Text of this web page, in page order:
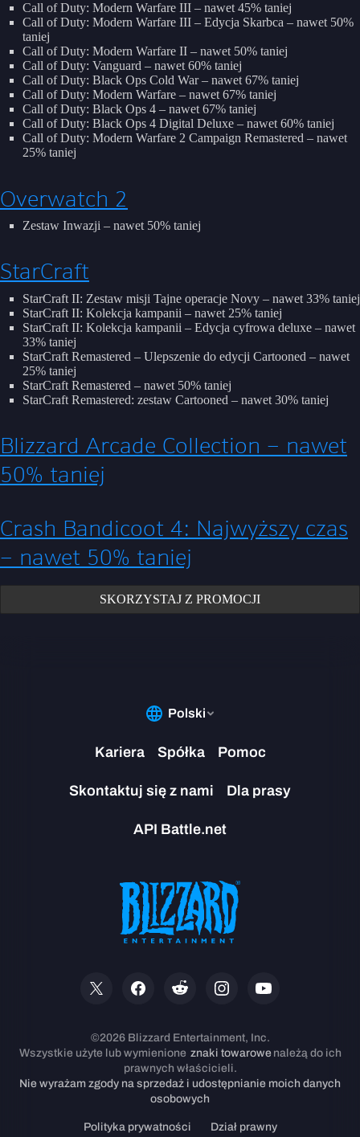
Call of Duty: Modern Warfare III – nawet 45% taniej
Call of Duty: Modern Warfare III – Edycja Skarbca – nawet 50%
taniej
Call of Duty: Modern Warfare II – nawet 50% taniej
Call of Duty: Vanguard – nawet 60% taniej
Call of Duty: Black Ops Cold War – nawet 67% taniej
Call of Duty: Modern Warfare – nawet 67% taniej
Call of Duty: Black Ops 4 – nawet 67% taniej
Call of Duty: Black Ops 4 Digital Deluxe – nawet 60% taniej
Call of Duty: Modern Warfare 2 Campaign Remastered – nawet
25% taniej
Overwatch 2
Zestaw Inwazji – nawet 50% taniej
StarCraft
StarCraft II: Zestaw misji Tajne operacje Novy – nawet 33% taniej
StarCraft II: Kolekcja kampanii – nawet 25% taniej
StarCraft II: Kolekcja kampanii – Edycja cyfrowa deluxe – nawet
33% taniej
StarCraft Remastered – Ulepszenie do edycji Cartooned – nawet
25% taniej
StarCraft Remastered – nawet 50% taniej
StarCraft Remastered: zestaw Cartooned – nawet 30% taniej
Blizzard Arcade Collection – nawet
50% taniej
Crash Bandicoot 4: Najwyższy czas
– nawet 50% taniej
SKORZYSTAJ Z PROMOCJI